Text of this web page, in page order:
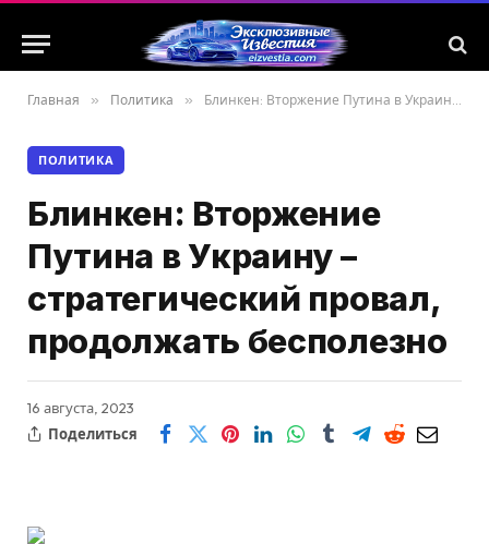
Главная » Политика » Блинкен: Вторжение Путина в Украину – стратегический провал, продолжать бесполезно
ПОЛИТИКА
Блинкен: Вторжение
Путина в Украину –
стратегический провал,
продолжать бесполезно
16 августа, 2023
Поделиться